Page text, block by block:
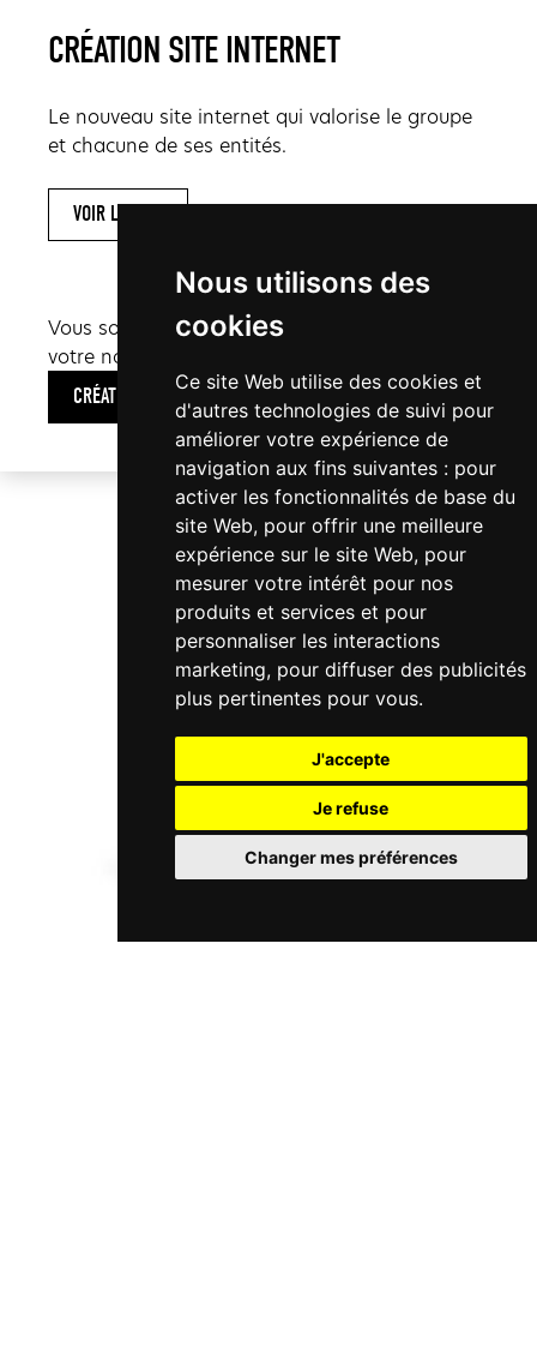
Nous utilisons des
cookies
Ce site Web utilise des cookies et
d'autres technologies de suivi pour
améliorer votre expérience de
navigation aux fins suivantes : pour
activer les fonctionnalités de base du
site Web, pour offrir une meilleure
expérience sur le site Web, pour
mesurer votre intérêt pour nos
produits et services et pour
personnaliser les interactions
marketing, pour diffuser des publicités
plus pertinentes pour vous.
J'accepte
Je refuse
Changer mes préférences
CRÉATION SITE INTERNET
Le nouveau site internet qui valorise le groupe
et chacune de ses entités.
VOIR LE SITE
Vous souhaitez en savoir plus sur la création de
votre nouveau site internet ?
CRÉATION WEB